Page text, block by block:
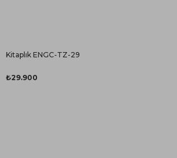
Kitaplık ENGC-TZ-29
₺29.900